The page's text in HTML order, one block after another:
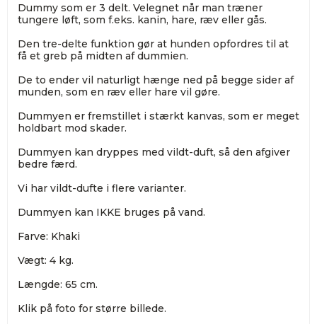
Dummy som er 3 delt. Velegnet når man træner
tungere løft, som f.eks. kanin, hare, ræv eller gås.
Den tre-delte funktion gør at hunden opfordres til at
få et greb på midten af dummien.
De to ender vil naturligt hænge ned på begge sider af
munden, som en ræv eller hare vil gøre.
Dummyen er fremstillet i stærkt kanvas, som er meget
holdbart mod skader.
Dummyen kan dryppes med vildt-duft, så den afgiver
bedre færd.
Vi har vildt-dufte i flere varianter.
Dummyen kan IKKE bruges på vand.
Farve: Khaki
Vægt: 4 kg.
Længde: 65 cm.
Klik på foto for større billede.